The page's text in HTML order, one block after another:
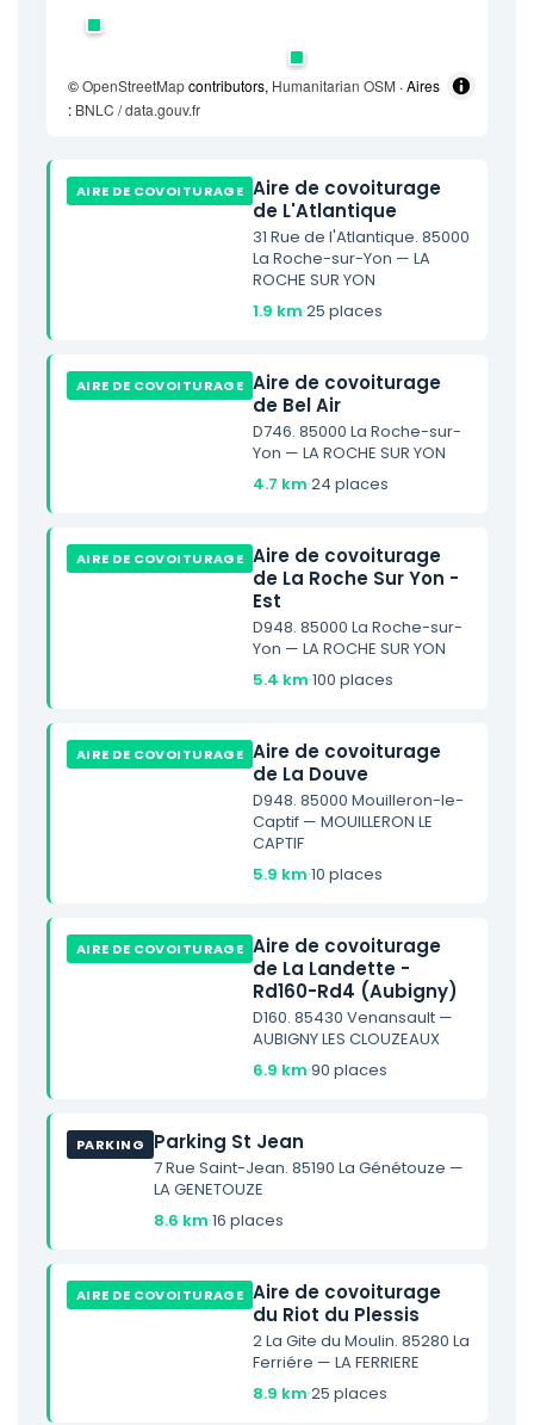
©OpenStreetMapcontributors, Humanitarian OSM · Aires
: BNLC / data.gouv.fr
AIRE DE COVOITURAGE Aire de covoiturage
de L'Atlantique
31 Rue de l'Atlantique. 85000
La Roche-sur-Yon — LA
ROCHE SUR YON
1.9 km·25 places
AIRE DE COVOITURAGE Aire de covoiturage
de Bel Air
D746. 85000 La Roche-sur-
Yon — LA ROCHE SUR YON
4.7 km·24 places
AIRE DE COVOITURAGE Aire de covoiturage
de La Roche Sur Yon -
Est
D948. 85000 La Roche-sur-
Yon — LA ROCHE SUR YON
5.4 km·100 places
AIRE DE COVOITURAGE Aire de covoiturage
de La Douve
D948. 85000 Mouilleron-le-
Captif — MOUILLERON LE
CAPTIF
5.9 km·10 places
AIRE DE COVOITURAGE Aire de covoiturage
de La Landette -
Rd160-Rd4 (Aubigny)
D160. 85430 Venansault —
AUBIGNY LES CLOUZEAUX
6.9 km·90 places
PARKING Parking St Jean
7 Rue Saint-Jean. 85190 La Génétouze —
LA GENETOUZE
8.6 km·16 places
AIRE DE COVOITURAGE Aire de covoiturage
du Riot du Plessis
2 La Gite du Moulin. 85280 La
Ferriére — LA FERRIERE
8.9 km·25 places